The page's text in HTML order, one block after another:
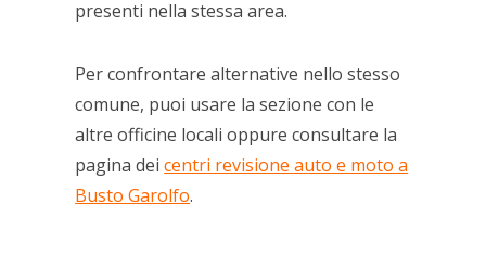
presenti nella stessa area.
Per confrontare alternative nello stesso
comune, puoi usare la sezione con le
altre officine locali oppure consultare la
pagina deicentri revisione auto e moto a
Busto Garolfo.